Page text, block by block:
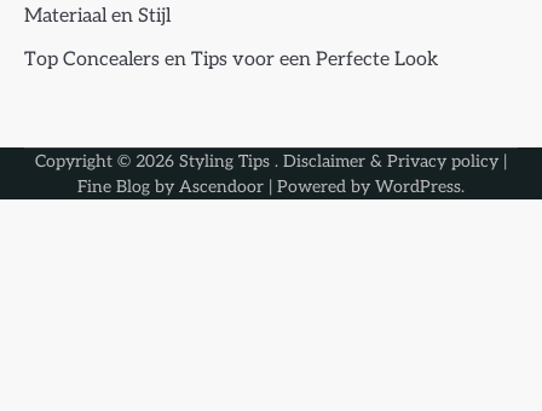
Materiaal en Stijl
Top Concealers en Tips voor een Perfecte Look
Copyright © 2026 Styling Tips . Disclaimer & Privacy policy |
Fine Blog by Ascendoor | Powered by WordPress.